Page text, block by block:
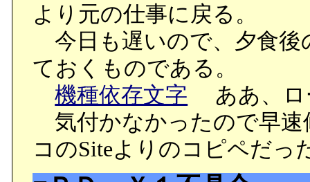
より元の仕事に戻る。
今日も遅いので、夕食後
ておくものである。
機種依存文字 ああ、ロ
気付かなかったので早速
コのSiteよりのコピペだっ